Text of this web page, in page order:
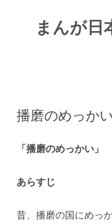
まんが日
播磨のめっかい
「播磨のめっかい」
あらすじ
昔、播磨の国にめっ